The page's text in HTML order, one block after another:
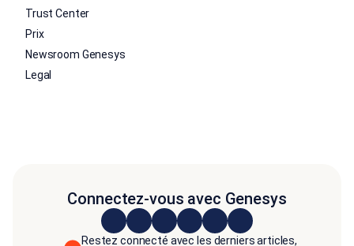
Trust Center
Prix
Newsroom Genesys
Legal
Connectez-vous avec Genesys
Restez connecté avec les derniers articles,